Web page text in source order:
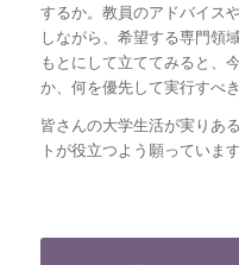
するか。教員のアドバイス
しながら、希望する専門領
もとにして立ててみると、
か、何を優先して実行すべ
皆さんの大学生活が実りあ
トが役立つよう願っています